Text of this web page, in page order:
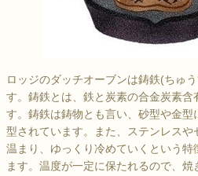
ロッジのダッチオーブンは鋳鉄(ちゅ
す。鋳鉄とは、鉄と炭素の合金炭素含
す。鋳鉄は鋳物とも言い、砂型や金
型されています。また、ステンレスや
温まり、ゆっくり冷めていくという
ます。温度が一定に保たれるので、